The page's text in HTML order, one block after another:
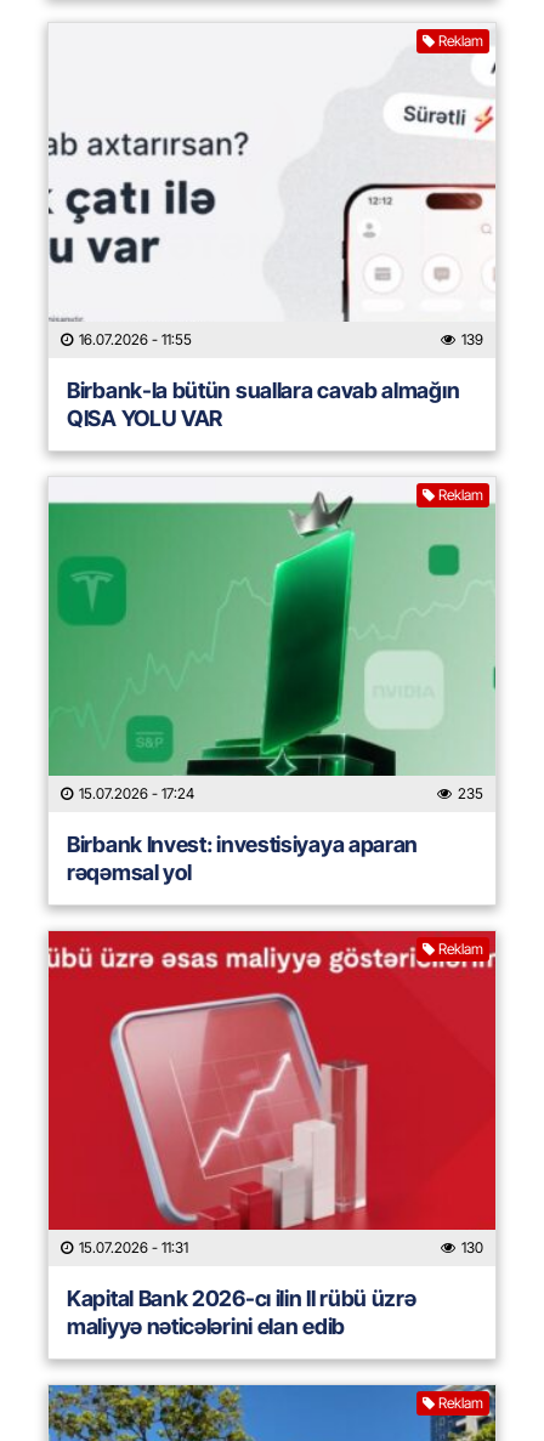
Reklam
16.07.2026 - 11:55 139
Birbank-la bütün suallara cavab almağın
QISA YOLU VAR
Reklam
15.07.2026 - 17:24 235
Birbank Invest: investisiyaya aparan
rəqəmsal yol
Reklam
15.07.2026 - 11:31 130
Kapital Bank 2026-cı ilin II rübü üzrə
maliyyə nəticələrini elan edib
Reklam